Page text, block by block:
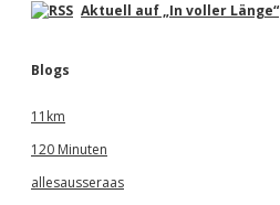
Aktuell auf „In voller Länge“
Blogs
11km
120 Minuten
allesausseraas